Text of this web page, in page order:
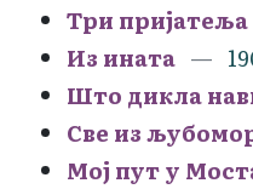
Три пријатеља
Из ината
Што дикла
Све из
Мој пут у